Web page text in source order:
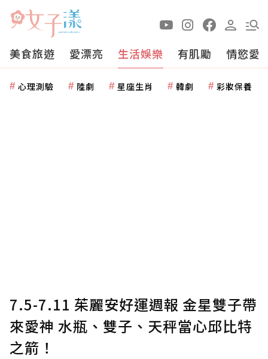
美食旅遊 愛漂亮 生活娛樂 有肌勵 情慾愛
心理測驗 陸劇 星座生肖 韓劇 彩妝保養
7.5-7.11 茱麗安好運週報 金星雙子帶
來愛神 水瓶、雙子、天秤當心邱比特
之箭！